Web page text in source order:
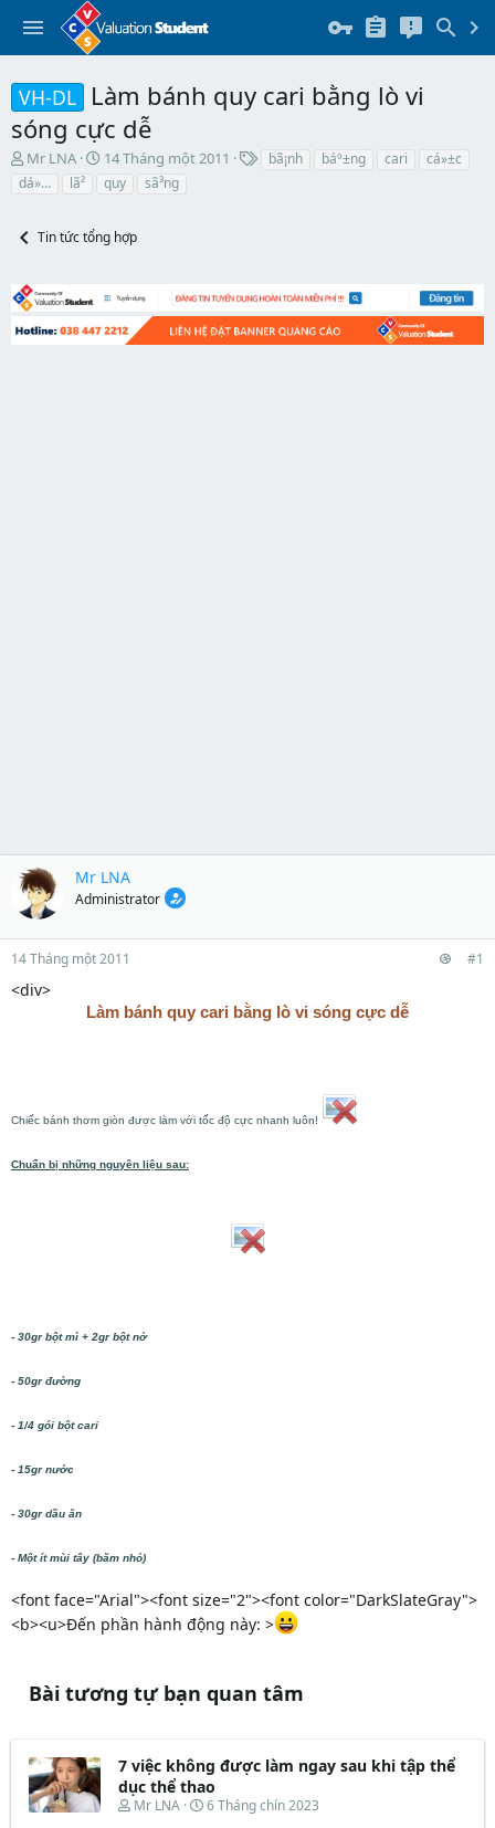
VH-DL
Làm bánh quy cari bằng lò vi
sóng cực dễ
T
h
a
t
a
r
Mr LNA
N
g
à
b
đ
u
14 Tháng một 2011 bã¡nh báº±ng cari
cá»±c
dá»…
lã² quy sã³ng
Tin tức tổng hợp
Mr LNA
Administrator
14 Tháng một 2011 #1
<div>
Làm bánh quy cari bằng lò vi sóng cực dễ
Chiếc bánh thơm giòn được làm với tốc độ cực nhanh luôn!
Chuẩn bị những nguyên liệu sau:
- 30gr bột mì + 2gr bột nở
- 50gr đường
- 1/4 gói bột cari
- 15gr nước
- 30gr dầu ăn
- Một ít mùi tây (băm nhỏ)
<font face="Arial"><font size="2"><font color="DarkSlateGray">
<b><u>Đến phần hành động này: >
Bài tương tự bạn quan tâm
7 việc không được làm ngay sau khi tập thể
dục thể thao
T
Mr LNA
N
6 Tháng chín 2023